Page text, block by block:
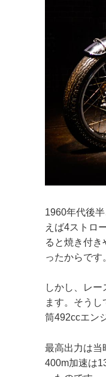
1960年代後
えば4ストロ
ると焼き付
ったからです
しかし、レ
ます。そう
筒492ccエン
最高出力は当
400m加速は